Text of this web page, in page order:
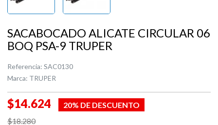
SACABOCADO ALICATE CIRCULAR 06
BOQ PSA-9 TRUPER
Referencia: SAC0130
Marca: TRUPER
$14.624
20% DE DESCUENTO
$18.280